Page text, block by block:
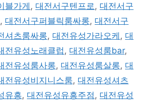
블가게 , 대전서구텐프로, 대전서구
, 대전서구퍼블릭룸싸롱, 대전서구
셔츠룸싸롱, 대전유성가라오케 , 대
전유성노래클럽, 대전유성룸bar,
전유성룸사롱, 대전유성룸살롱, 대
전유성비지니스룸, 대전유성셔츠
유흥, 대전유성유흥주점, 대전유성